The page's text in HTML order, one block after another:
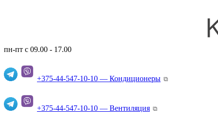
пн-пт с 09.00 - 17.00
+375-44-547-10-10 — Кондиционеры ⧉
+375-44-547-10-10 — Вентиляция ⧉